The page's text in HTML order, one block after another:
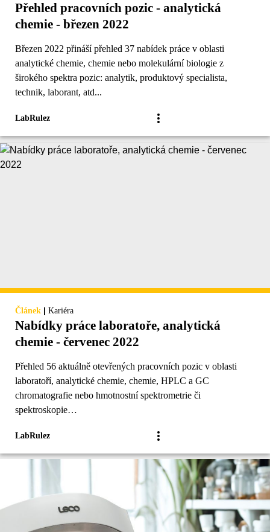
Přehled pracovních pozic - analytická
chemie - březen 2022
Březen 2022 přináší přehled 37 nabídek práce v oblasti
analytické chemie, chemie nebo molekulární biologie z
širokého spektra pozic: analytik, produktový specialista,
technik, laborant, atd...
LabRulez
Článek | Kariéra
Nabídky práce laboratoře, analytická
chemie - červenec 2022
Přehled 56 aktuálně otevřených pracovních pozic v oblasti
laboratoří, analytické chemie, chemie, HPLC a GC
chromatografie nebo hmotnostní spektrometrie či
spektroskopie…
LabRulez